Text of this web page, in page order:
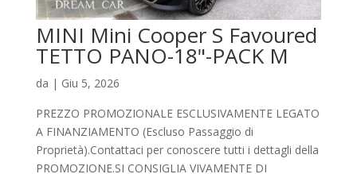
MINI Mini Cooper S Favoured
TETTO PANO-18"-PACK M
da | Giu 5, 2026
PREZZO PROMOZIONALE ESCLUSIVAMENTE LEGATO
A FINANZIAMENTO (Escluso Passaggio di
Proprietà).Contattaci per conoscere tutti i dettagli della
PROMOZIONE.SI CONSIGLIA VIVAMENTE DI